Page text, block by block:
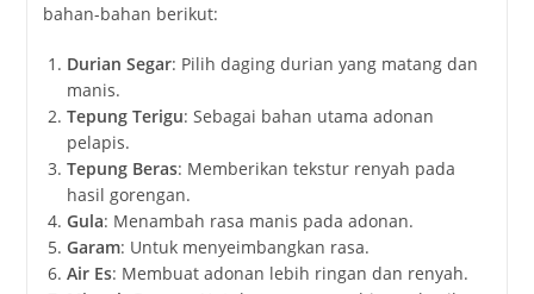
bahan-bahan berikut:
Durian Segar: Pilih daging durian yang matang dan
manis.
Tepung Terigu: Sebagai bahan utama adonan
pelapis.
Tepung Beras: Memberikan tekstur renyah pada
hasil gorengan.
Gula: Menambah rasa manis pada adonan.
Garam: Untuk menyeimbangkan rasa.
Air Es: Membuat adonan lebih ringan dan renyah.